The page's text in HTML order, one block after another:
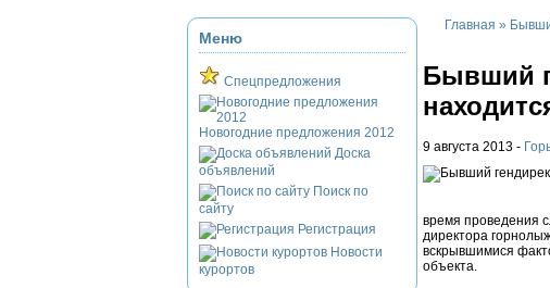
Меню
Спецпредложения
Новогодние предложения 2012
Доска
объявлений
Поиск по
сайту
Регистрация
Новости
курортов
Главная »
Бывший
9 августа 2013 -
время проведения
директора
вскрывшимися
объекта.